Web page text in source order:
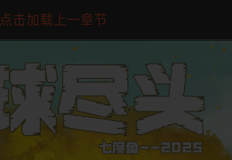
点击加载上一章节